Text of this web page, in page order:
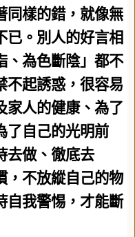
同樣的錯，就像無
已。別人的好言相
、為色斷陰」都不
不起誘惑，很容易
家人的健康、為了
了自己的光明前
去做、徹底去
，不放縱自己的物
自我警惕，才能斷